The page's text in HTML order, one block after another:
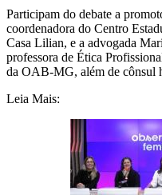
Participam do debate a
coordenadora do Centro
Casa Lilian, e a advogada
professora de Ética
da OAB-MG, além de cônsul
Leia Mais: